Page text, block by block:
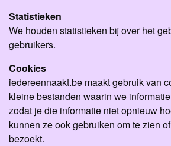
Statistieken
We houden statistieken bij over het
gebruikers.
Cookies
iedereennaakt.be maakt gebruik van
kleine bestanden waarin we
zodat je die informatie niet opnieuw
kunnen ze ook gebruiken om te zien
bezoekt.